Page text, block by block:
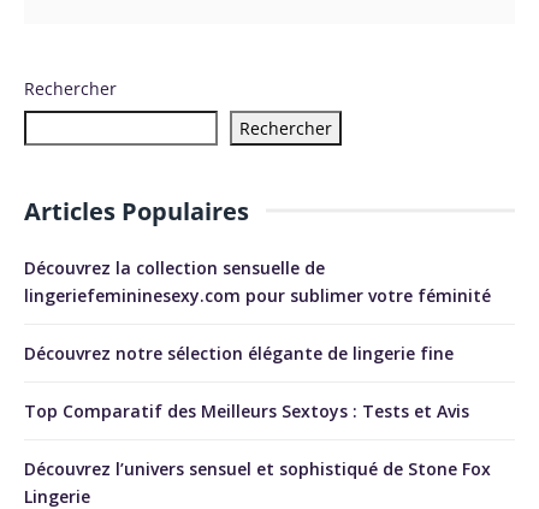
Rechercher
Rechercher
Articles Populaires
Découvrez la collection sensuelle de
lingeriefemininesexy.com pour sublimer votre féminité
Découvrez notre sélection élégante de lingerie fine
Top Comparatif des Meilleurs Sextoys : Tests et Avis
Découvrez l’univers sensuel et sophistiqué de Stone Fox
Lingerie